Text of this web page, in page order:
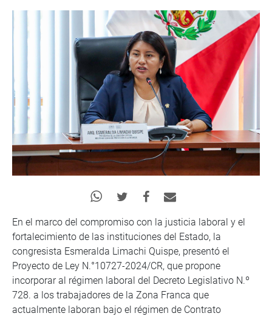
En el marco del compromiso con la justicia laboral y el
fortalecimiento de las instituciones del Estado, la
congresista Esmeralda Limachi Quispe, presentó el
Proyecto de Ley N.°10727-2024/CR, que propone
incorporar al régimen laboral del Decreto Legislativo N.º
728. a los trabajadores de la Zona Franca que
actualmente laboran bajo el régimen de Contrato